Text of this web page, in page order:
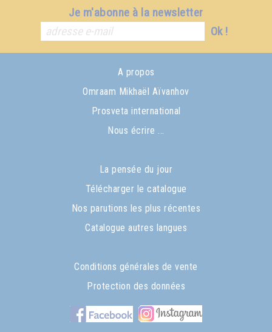
Je m'abonne à la newsletter
Ok !
A propos
Omraam Mikhaël Aïvanhov
Prosveta international
Nous écrire ...
La pensée du jour
Télécharger le catalogue
Nos parutions les plus récentes
Catalogue autres langues
Conditions générales de vente
Protection des données